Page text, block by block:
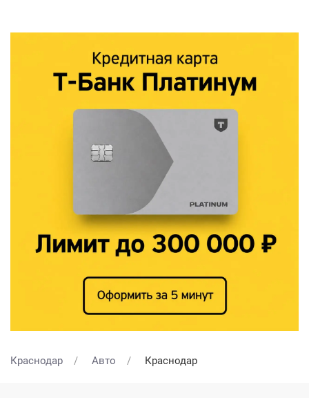
Краснодар Авто Краснодар